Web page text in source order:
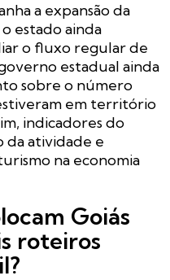
a expansão da
estado ainda
o fluxo regular de
estadual ainda
sobre o número
em território
indicadores do
da atividade e
na economia
Goiás
roteiros